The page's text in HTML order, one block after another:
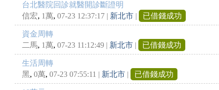
台北醫院回診就醫開診斷證明
信宏, 1萬, 07-23 12:37:17 | 新北市 | 已借錢成功
資金周轉
二馬, 1萬, 07-23 11:12:49 | 新北市 | 已借錢成功
生活周轉
黑, 0萬, 07-23 07:55:11 | 新北市 | 已借錢成功